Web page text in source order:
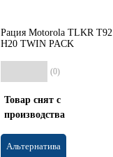
Рация Motorola TLKR T92
H20 TWIN PACK
(0)
Товар снят с
производства
Альтернатива